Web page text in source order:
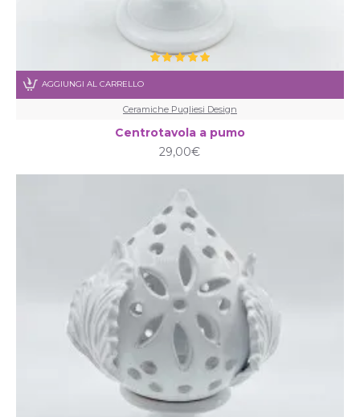
Ceramiche Pugliesi Design
Centrotavola a pumo
29,00€
AGGIUNGI AL CARRELLO